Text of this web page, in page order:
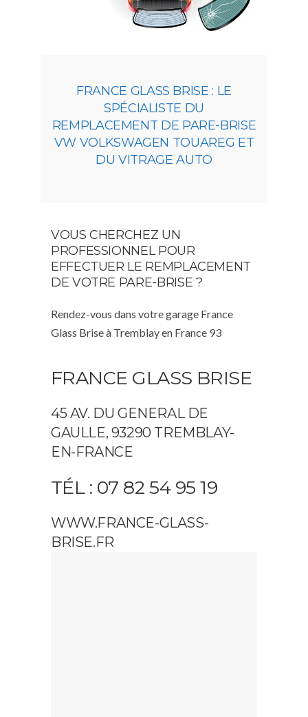
FRANCE GLASS BRISE : LE
SPÉCIALISTE DU
REMPLACEMENT DE PARE-BRISE
VW VOLKSWAGEN TOUAREG ET
DU VITRAGE AUTO
VOUS CHERCHEZ UN
PROFESSIONNEL POUR
EFFECTUER LE REMPLACEMENT
DE VOTRE PARE-BRISE ?
Rendez-vous dans votre garage France
Glass Brise à Tremblay en France 93
FRANCE GLASS BRISE
45 AV. DU GENERAL DE
GAULLE, 93290 TREMBLAY-
EN-FRANCE
TÉL : 07 82 54 95 19
WWW.FRANCE-GLASS-
BRISE.FR